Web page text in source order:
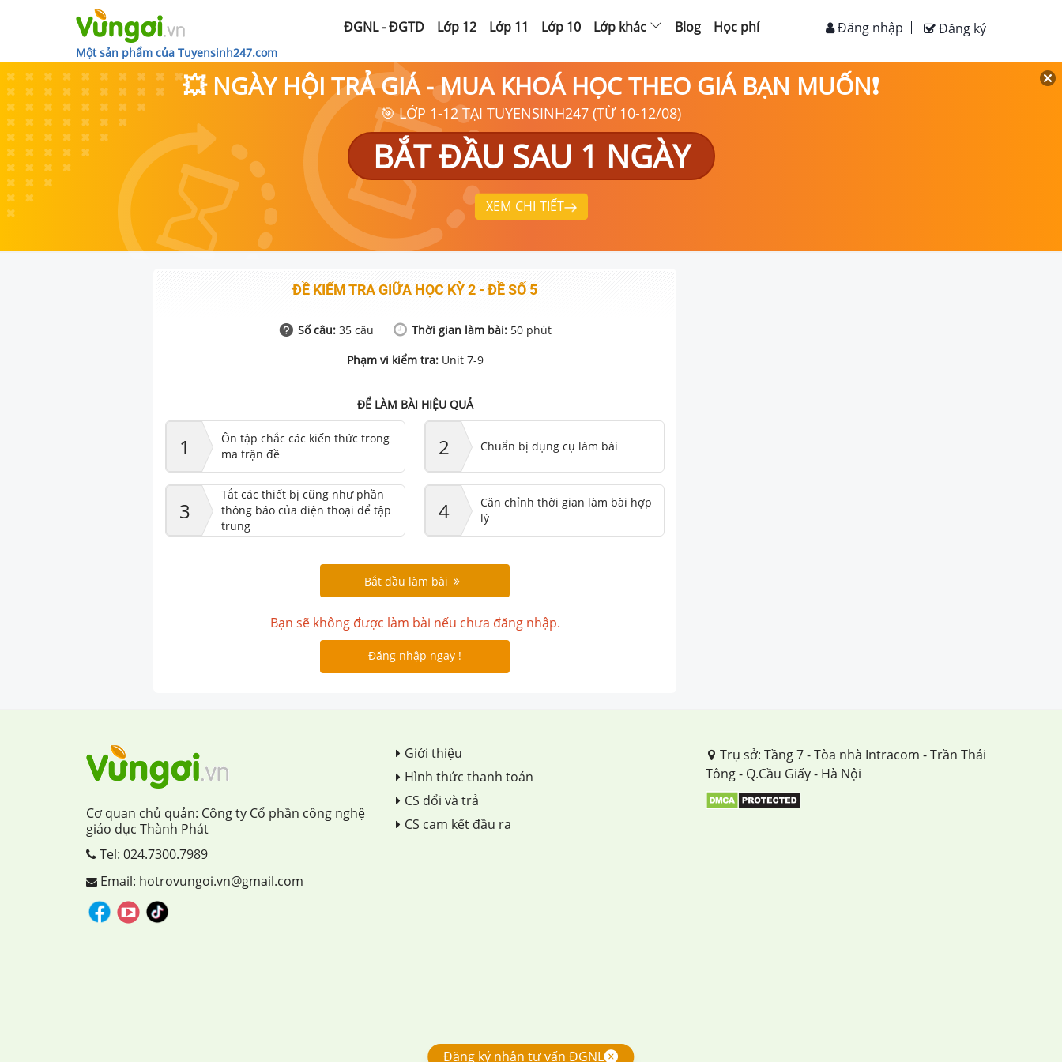
Một sản phẩm của Tuyensinh247.com
ĐGNL - ĐGTD Lớp 12 Lớp 11 Lớp 10 Lớp khác Blog Học phí Đăng ký
Đăng nhập
💥 NGÀY HỘI TRẢ GIÁ - MUA KHOÁ HỌC THEO GIÁ BẠN MUỐN❗
🎯 LỚP 1-12 TẠI TUYENSINH247 (TỪ 10-12/08)
BẮT ĐẦU SAU 1 NGÀY
XEM CHI TIẾT
ĐỀ KIỂM TRA GIỮA HỌC KỲ 2 - ĐỀ SỐ 5
Số câu: 35câu Thời gian làm bài: 50phút
Phạm vi kiểm tra: Unit 7-9
ĐỂ LÀM BÀI HIỆU QUẢ
1
Ôn tập chắc các kiến thức trong
ma trận đề
2 Chuẩn bị dụng cụ làm bài
3
Tắt các thiết bị cũng như phần
thông báo của điện thoại để tập
trung
4
Căn chỉnh thời gian làm bài hợp
lý
Bắt đầu làm bài
Bạn sẽ không được làm bài nếu chưa đăng nhập.
Đăng nhập ngay !
Cơ quan chủ quản: Công ty Cổ phần công nghệ
giáo dục Thành Phát
Tel: 024.7300.7989
Email: hotrovungoi.vn@gmail.com
Giới thiệu
Hình thức thanh toán
CS đổi và trả
CS cam kết đầu ra
Trụ sở: Tầng 7 - Tòa nhà Intracom - Trần Thái
Tông - Q.Cầu Giấy - Hà Nội
Đăng ký nhận tư vấn ĐGNL